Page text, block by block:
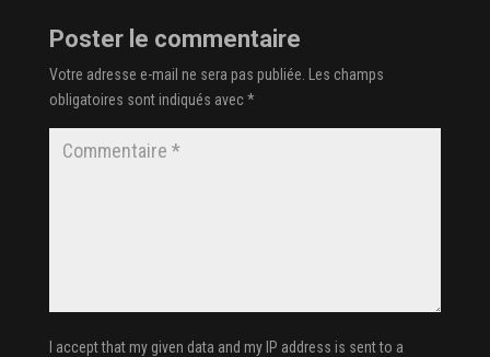
Poster le commentaire
Votre adresse e-mail ne sera pas publiée.
Les champs
obligatoires sont indiqués avec*
I accept that my given data and my IP address is sent to a